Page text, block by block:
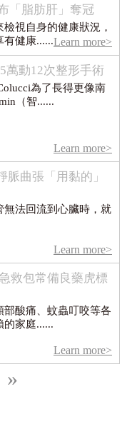
「脂肪肝」奪冠
視自身的健康狀況，
有健康......Learn more>
萬動12次整形手術
為了長得更像南
（智......
Learn more>
曲張「用黏的」
無法回流到心臟時，就
Learn more>
救包常備良藥虎標
酸痛、蚊蟲叮咬等各
的家庭......
Learn more>
»